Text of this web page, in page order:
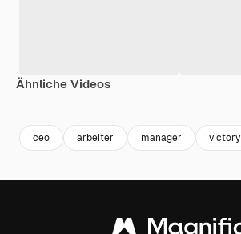
Ähnliche Videos
ceo arbeiter manager victory